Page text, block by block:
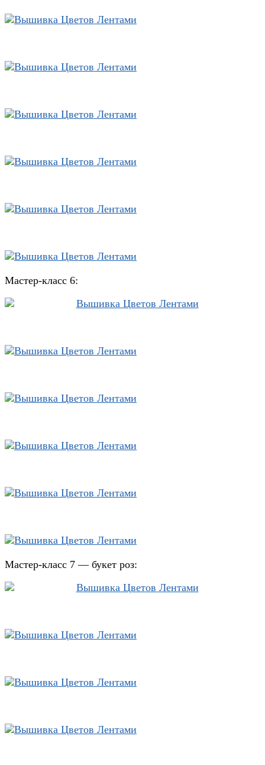
Мастер-класс 6:
Мастер-класс 7 — букет роз: